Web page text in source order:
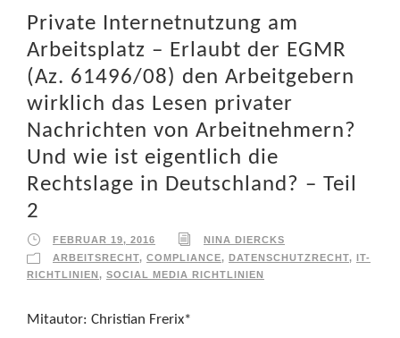
Private Internetnutzung am
Arbeitsplatz – Erlaubt der EGMR
(Az. 61496/08) den Arbeitgebern
wirklich das Lesen privater
Nachrichten von Arbeitnehmern?
Und wie ist eigentlich die
Rechtslage in Deutschland? – Teil
2
FEBRUAR 19, 2016
NINA DIERCKS
ARBEITSRECHT, COMPLIANCE, DATENSCHUTZRECHT,
IT-
RICHTLINIEN, SOCIAL MEDIA RICHTLINIEN
Mitautor: Christian Frerix*